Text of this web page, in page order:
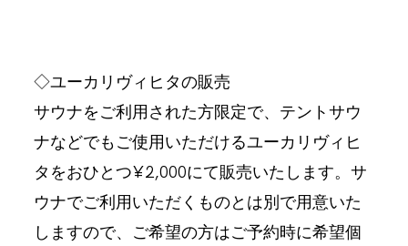
◇ユーカリヴィヒタの販売
サウナをご利用された方限定で、テントサウ
ナなどでもご使用いただけるユーカリヴィヒ
タをおひとつ¥2,000にて販売いたします。サ
ウナでご利用いただくものとは別で用意いた
しますので、ご希望の方はご予約時に希望個